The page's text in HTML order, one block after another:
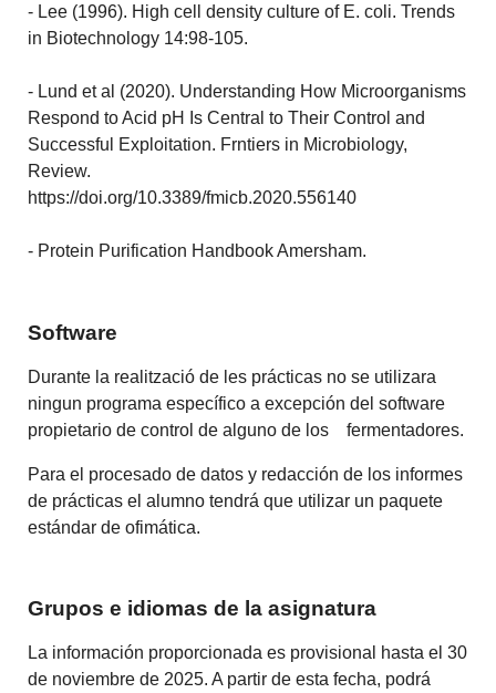
- Lee (1996). High cell density culture of E. coli. Trends
in Biotechnology 14:98-105.
- Lund et al (2020). Understanding How Microorganisms
Respond to Acid pH Is Central to Their Control and
Successful Exploitation. Frntiers in Microbiology,
Review.
https://doi.org/10.3389/fmicb.2020.556140
- Protein Purification Handbook Amersham.
Software
Durante la realització de les prácticas no se utilizara
ningun programa específico a excepción del software
propietario de control de alguno de los fermentadores.
Para el procesado de datos y redacción de los informes
de prácticas el alumno tendrá que utilizar un paquete
estándar de ofimática.
Grupos e idiomas de la asignatura
La información proporcionada es provisional hasta el 30
de noviembre de 2025. A partir de esta fecha, podrá